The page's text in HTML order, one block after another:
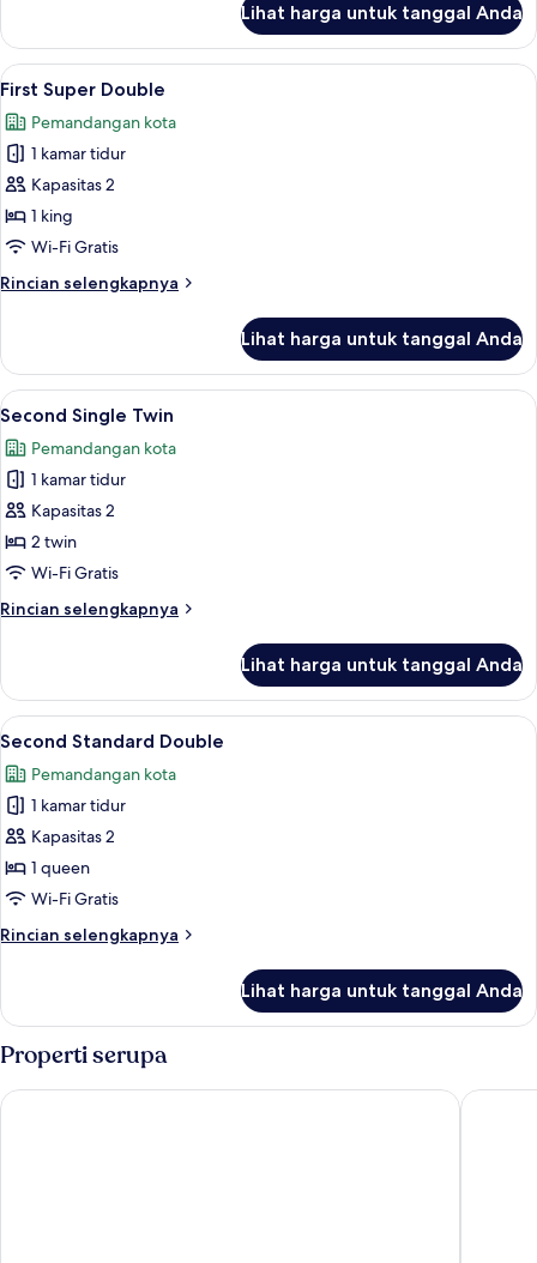
First
Single
Twin
Lihat harga untuk tanggal Anda
Lihat
semua
foto
untuk
First
Super
Double
First Super Double | Meja kerja, Wi-
6
First Super Double
Pemandangan kota
1 kamar tidur
Kapasitas 2
1 king
Wi-Fi Gratis
Rincian selengkapnya
Rincian
First
Super
Double
Lihat harga untuk tanggal Anda
Lihat
semua
foto
untuk
Second
Single
Twin
Second Single Twin | Meja kerja, Wi-
8
Second Single Twin
Pemandangan kota
1 kamar tidur
Kapasitas 2
2 twin
Wi-Fi Gratis
Rincian selengkapnya
Rincian
Second
Single
Twin
Lihat harga untuk tanggal Anda
Lihat
semua
foto
untuk
Second
Standard
Double
Second Standard Double | Meja
8
Second Standard Double
Pemandangan kota
1 kamar tidur
Kapasitas 2
1 queen
Wi-Fi Gratis
Rincian selengkapnya
Rincian
Second
Standard
Double
Lihat harga untuk tanggal Anda
Properti serupa
Nomad Live Hostel Ignis